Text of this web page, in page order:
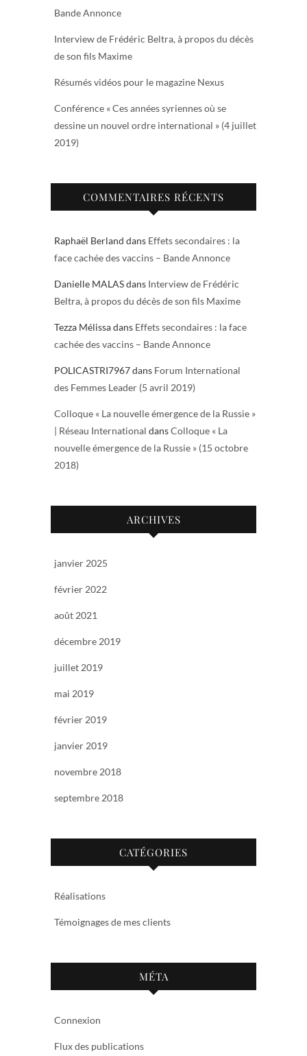
Bande Annonce
Interview de Frédéric Beltra, à propos du décès
de son fils Maxime
Résumés vidéos pour le magazine Nexus
Conférence « Ces années syriennes où se
dessine un nouvel ordre international » (4 juillet
2019)
COMMENTAIRES RÉCENTS
Raphaël Berland dans Effets secondaires : la
face cachée des vaccins – Bande Annonce
Danielle MALASdans Interview de Frédéric
Beltra, à propos du décès de son fils Maxime
Tezza Mélissadans Effets secondaires : la face
cachée des vaccins – Bande Annonce
POLICASTRI7967dans Forum International
des Femmes Leader (5 avril 2019)
Colloque « La nouvelle émergence de la Russie »
| Réseau International dansColloque « La
nouvelle émergence de la Russie » (15 octobre
2018)
ARCHIVES
janvier 2025
février 2022
août 2021
décembre 2019
juillet 2019
mai 2019
février 2019
janvier 2019
novembre 2018
septembre 2018
CATÉGORIES
Réalisations
Témoignages de mes clients
MÉTA
Connexion
Flux des publications